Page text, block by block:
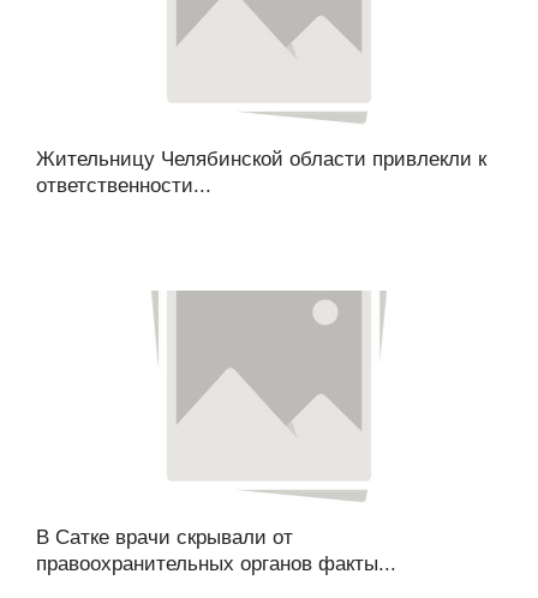
Жительницу Челябинской области привлекли к
ответственности...
В Сатке врачи скрывали от
правоохранительных органов факты...